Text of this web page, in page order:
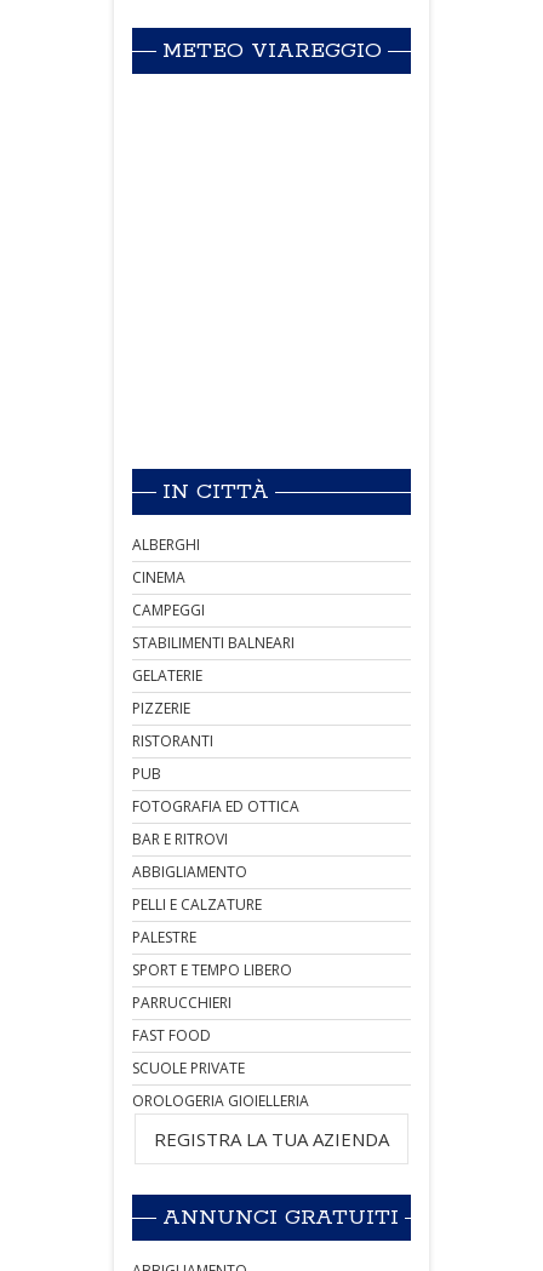
METEO VIAREGGIO
IN CITTÀ
ALBERGHI
CINEMA
CAMPEGGI
STABILIMENTI BALNEARI
GELATERIE
PIZZERIE
RISTORANTI
PUB
FOTOGRAFIA ED OTTICA
BAR E RITROVI
ABBIGLIAMENTO
PELLI E CALZATURE
PALESTRE
SPORT E TEMPO LIBERO
PARRUCCHIERI
FAST FOOD
SCUOLE PRIVATE
OROLOGERIA GIOIELLERIA
REGISTRA LA TUA AZIENDA
ANNUNCI GRATUITI